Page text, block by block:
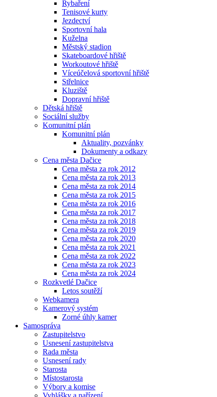
Rybaření
Tenisové kurty
Jezdectví
Sportovní hala
Kuželna
Městský stadion
Skateboardové hřiště
Workoutové hřiště
Víceúčelová sportovní hřiště
Střelnice
Kluziště
Dopravní hřiště
Dětská hřiště
Sociální služby
Komunitní plán
Komunitní plán
Aktuality, pozvánky
Dokumenty a odkazy
Cena města Dačice
Cena města za rok 2012
Cena města za rok 2013
Cena města za rok 2014
Cena města za rok 2015
Cena města za rok 2016
Cena města za rok 2017
Cena města za rok 2018
Cena města za rok 2019
Cena města za rok 2020
Cena města za rok 2021
Cena města za rok 2022
Cena města za rok 2023
Cena města za rok 2024
Rozkvetlé Dačice
Letos soutěží
Webkamera
Kamerový systém
Zorné úhly kamer
Samospráva
Zastupitelstvo
Usnesení zastupitelstva
Rada města
Usnesení rady
Starosta
Místostarosta
Výbory a komise
Vyhlášky a nařízení